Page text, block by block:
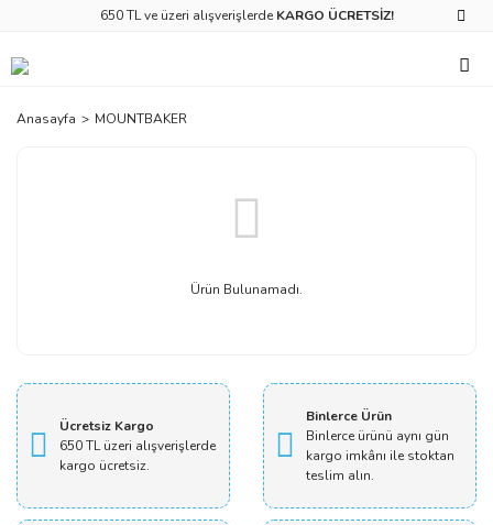
650 TL ve üzeri alışverişlerde KARGO ÜCRETSİZ!
Anasayfa MOUNTBAKER
Ürün Bulunamadı.
Ücretsiz Kargo
650 TL üzeri alışverişlerde
kargo ücretsiz.
Binlerce Ürün
Binlerce ürünü aynı gün
kargo imkânı ile stoktan
teslim alın.